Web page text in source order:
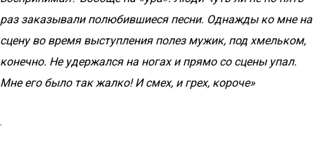
раз заказывали полюбившиеся песни. Однажды ко мне на
сцену во время выступления полез мужик, под хмельком,
конечно. Не удержался на ногах и прямо со сцены упал.
Мне его было так жалко! И смех, и грех, короче»
.